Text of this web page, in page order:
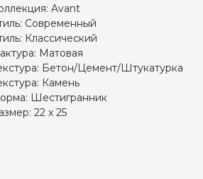
Avant
Современный
Классический
Матовая
Бетон/Цемент/Штукатурка
Камень
Шестигранник
22 x 25